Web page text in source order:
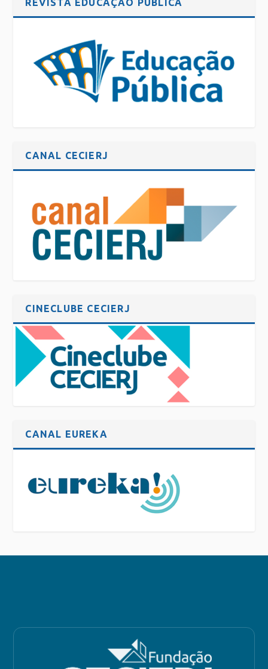
REVISTA EDUCAÇÃO PÚBLICA
CANAL CECIERJ
CINECLUBE CECIERJ
CANAL EUREKA